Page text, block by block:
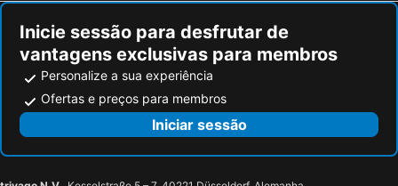
Inicie sessão para desfrutar de
vantagens exclusivas para membros
Personalize a sua experiência
Ofertas e preços para membros
Iniciar sessão